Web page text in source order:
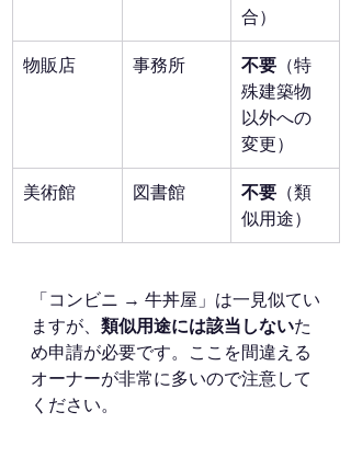
合）
物販店
事務所 不要 （特
殊建築物
以外への
変更）
美術館
図書館 不要 （類
似用途）
「コンビニ → 牛丼屋」は一見似てい
ますが、 類似用途には該当しないた
め申請が必要です。ここを間違える
オーナーが非常に多いので注意して
ください。